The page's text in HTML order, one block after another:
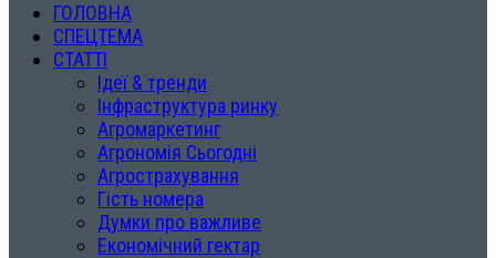
ГОЛОВНА
СПЕЦТЕМА
СТАТТІ
Ідеї & тренди
Інфраструктура ринку
Агромаркетинг
Агрономія Сьогодні
Агрострахування
Гість номера
Думки про важливе
Економічний гектар